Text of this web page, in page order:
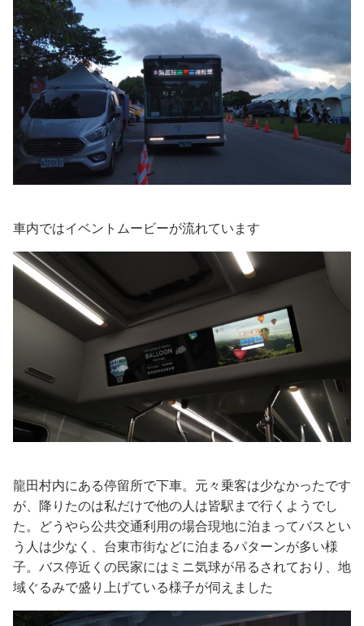
車内ではイベントムービーが流れています
龍田村内にある停留所で下車。元々乗客は少なかったです
が、降りたのは私だけで他の人は皆駅まで行くようでし
た。どうやら公共交通利用の場合現地に泊まってバスとい
う人は少なく、台東市街などに泊まるパターンが多い様
子。バス停近くの民家にはミニ気球が吊るされており、地
域ぐるみで盛り上げている様子が伺えました